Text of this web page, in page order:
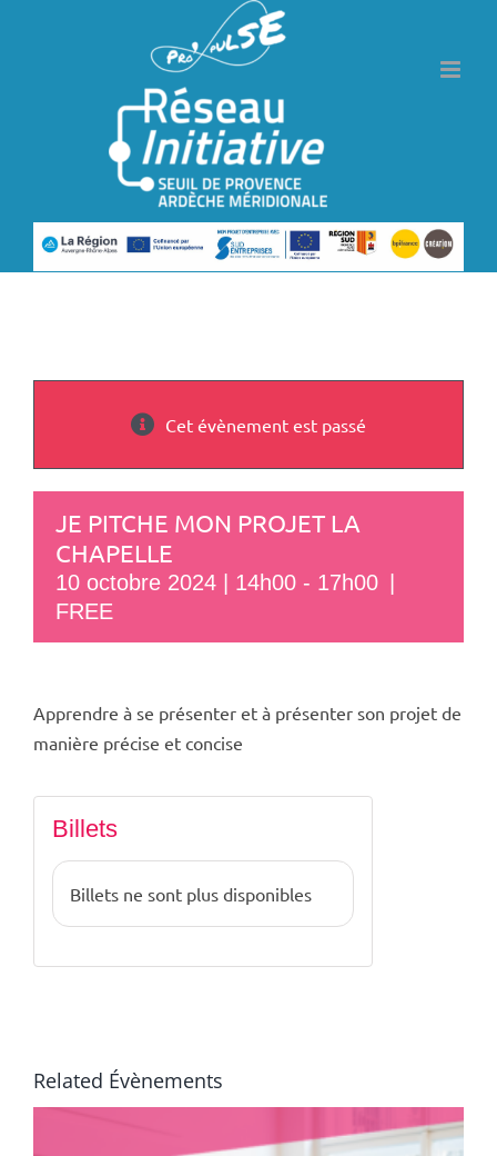
Cet évènement est passé
JE PITCHE MON PROJET LA
CHAPELLE
10 octobre 2024 | 14h00 - 17h00
FREE
Apprendre à se présenter et à présenter son projet de
manière précise et concise
Billets
Billets ne sont plus disponibles
Related Évènements